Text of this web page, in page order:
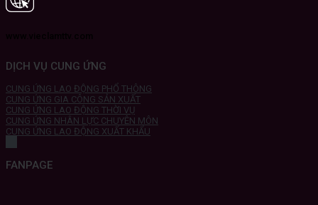
DỊCH VỤ CUNG ỨNG
CUNG ỨNG LAO ĐỘNG PHỔ THÔNG
CUNG ỨNG GIA CÔNG SẢN XUẤT
CUNG ỨNG LAO ĐỘNG THỜI VỤ
CUNG ỨNG NHÂN LỰC CHUYÊN MÔN
CUNG ỨNG LAO ĐỘNG XUẤT KHẨU
FANPAGE